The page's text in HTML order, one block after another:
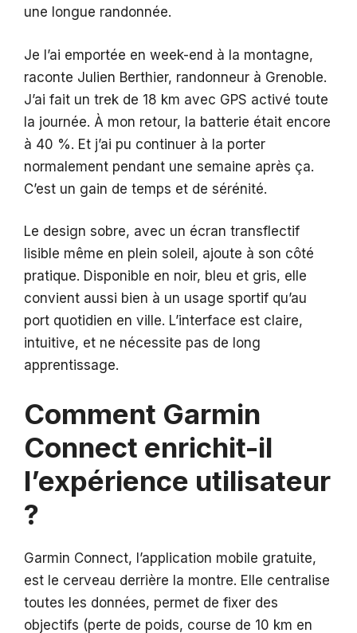
une longue randonnée.
Je l’ai emportée en week-end à la montagne,
raconte Julien Berthier, randonneur à Grenoble.
J’ai fait un trek de 18 km avec GPS activé toute
la journée. À mon retour, la batterie était encore
à 40 %. Et j’ai pu continuer à la porter
normalement pendant une semaine après ça.
C’est un gain de temps et de sérénité.
Le design sobre, avec un écran transflectif
lisible même en plein soleil, ajoute à son côté
pratique. Disponible en noir, bleu et gris, elle
convient aussi bien à un usage sportif qu’au
port quotidien en ville. L’interface est claire,
intuitive, et ne nécessite pas de long
apprentissage.
Comment Garmin
Connect enrichit-il
l’expérience utilisateur
?
Garmin Connect, l’application mobile gratuite,
est le cerveau derrière la montre. Elle centralise
toutes les données, permet de fixer des
objectifs (perte de poids, course de 10 km en